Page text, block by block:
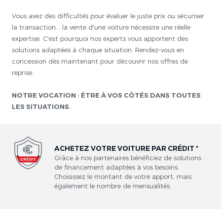
Vous avez des difficultés pour évaluer le juste prix ou sécuriser
la transaction... la vente d'une voiture nécessite une réelle
expertise. C'est pourquoi nos experts vous apportent des
solutions adaptées à chaque situation. Rendez-vous en
concession dès maintenant pour découvrir nos offres de
reprise.
NOTRE VOCATION : ÊTRE À VOS CÔTÉS DANS TOUTES
LES SITUATIONS.
ACHETEZ VOTRE VOITURE PAR CRÉDIT *
Grâce à nos partenaires bénéficiez de solutions
de financement adaptées à vos besoins.
Choisissez le montant de votre apport, mais
également le nombre de mensualités.